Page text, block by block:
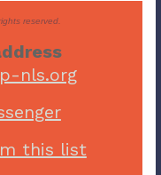
reserved.
nls.org
this list